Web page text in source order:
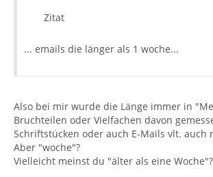
Zitat
... emails die länger als 1 woche...
Also bei mir wurde die Länge immer in
Bruchteilen oder Vielfachen davon
Schriftstücken oder auch E-Mails vlt. auch
Aber "woche"?
Vielleicht meinst du "älter als eine Woche"?